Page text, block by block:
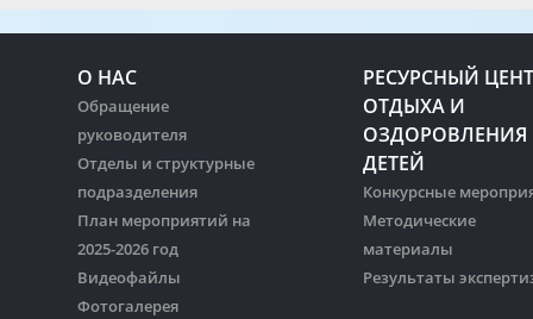
О НАС
Обращение
руководителя
Отделы и структурные
подразделения
План мероприятий на
2025-2026 год
Видеофайлы
Фотогалерея
РЕСУРСНЫЙ
ОТДЫХА И
ОЗДОРОВЛЕНИЯ
ДЕТЕЙ
Конкурсные
Методические
материалы
Результаты